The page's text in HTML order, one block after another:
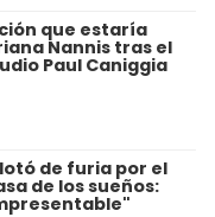
que estaría
Nannis tras el
Paul Caniggia
de furia por el
de los sueños: